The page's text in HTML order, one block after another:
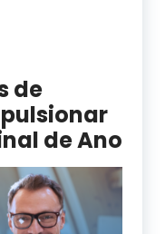
de
de Ano